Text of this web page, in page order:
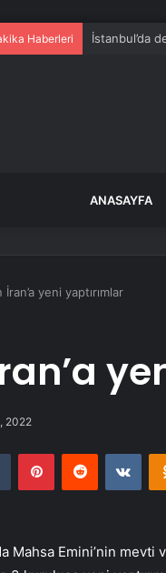
Haberleri Yaz
ANASAYFA
İran’a yeni yaptırımlar
2022
Tumblr PinterestReddit
Mahsa Emini’nin